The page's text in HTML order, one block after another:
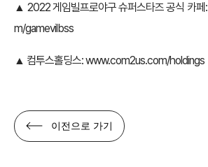
▲ 2022 게임빌프로야구 슈퍼스타즈 공식 카페:
m/gamevilbss
▲ 컴투스홀딩스:www.com2us.com/holdings
이전으로 가기